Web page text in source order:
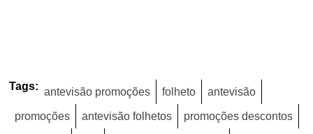
Tags: antevisão promoções folheto antevisão
promoções antevisão folhetos promoções descontos